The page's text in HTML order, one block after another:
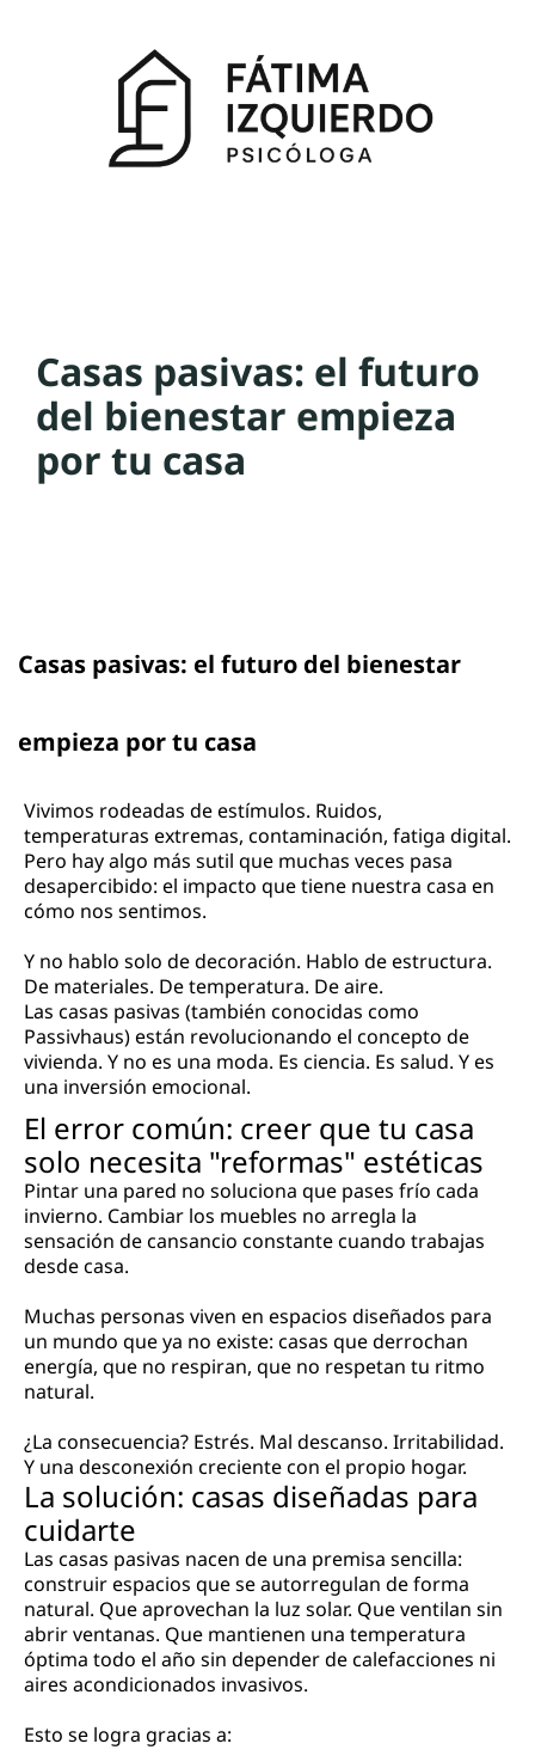
Casas pasivas: el futuro
del bienestar empieza
por tu casa
Casas pasivas: el futuro del bienestar
empieza por tu casa
Vivimos rodeadas de estímulos. Ruidos,
temperaturas extremas, contaminación, fatiga digital.
Pero hay algo más sutil que muchas veces pasa
desapercibido: el impacto que tiene nuestra casa en
cómo nos sentimos.
Y no hablo solo de decoración. Hablo de estructura.
De materiales. De temperatura. De aire.
Las casas pasivas (también conocidas como
Passivhaus) están revolucionando el concepto de
vivienda. Y no es una moda. Es ciencia. Es salud. Y es
una inversión emocional.
El error común: creer que tu casa
solo necesita "reformas" estéticas
Pintar una pared no soluciona que pases frío cada
invierno. Cambiar los muebles no arregla la
sensación de cansancio constante cuando trabajas
desde casa.
Muchas personas viven en espacios diseñados para
un mundo que ya no existe: casas que derrochan
energía, que no respiran, que no respetan tu ritmo
natural.
¿La consecuencia? Estrés. Mal descanso. Irritabilidad.
Y una desconexión creciente con el propio hogar.
La solución: casas diseñadas para
cuidarte
Las casas pasivas nacen de una premisa sencilla:
construir espacios que se autorregulan de forma
natural. Que aprovechan la luz solar. Que ventilan sin
abrir ventanas. Que mantienen una temperatura
óptima todo el año sin depender de calefacciones ni
aires acondicionados invasivos.
Esto se logra gracias a: